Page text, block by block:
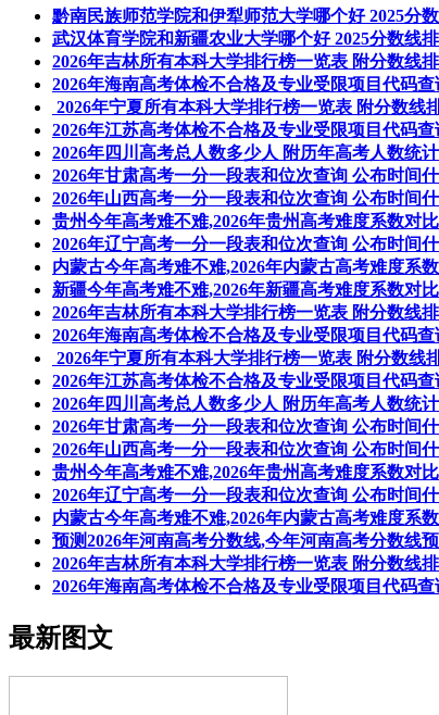
黔南民族师范学院和伊犁师范大学哪个好 2025分
武汉体育学院和新疆农业大学哪个好 2025分数线
2026年吉林所有本科大学排行榜一览表 附分数线
2026年海南高考体检不合格及专业受限项目代码查
2026年宁夏所有本科大学排行榜一览表 附分数线
2026年江苏高考体检不合格及专业受限项目代码查
2026年四川高考总人数多少人 附历年高考人数统
2026年甘肃高考一分一段表和位次查询 公布时间
2026年山西高考一分一段表和位次查询 公布时间
贵州今年高考难不难,2026年贵州高考难度系数对
2026年辽宁高考一分一段表和位次查询 公布时间
内蒙古今年高考难不难,2026年内蒙古高考难度系
新疆今年高考难不难,2026年新疆高考难度系数对
2026年吉林所有本科大学排行榜一览表 附分数线
2026年海南高考体检不合格及专业受限项目代码查
2026年宁夏所有本科大学排行榜一览表 附分数线
2026年江苏高考体检不合格及专业受限项目代码查
2026年四川高考总人数多少人 附历年高考人数统
2026年甘肃高考一分一段表和位次查询 公布时间
2026年山西高考一分一段表和位次查询 公布时间
贵州今年高考难不难,2026年贵州高考难度系数对
2026年辽宁高考一分一段表和位次查询 公布时间
内蒙古今年高考难不难,2026年内蒙古高考难度系
预测2026年河南高考分数线,今年河南高考分数线
2026年吉林所有本科大学排行榜一览表 附分数线
2026年海南高考体检不合格及专业受限项目代码查
最新图文